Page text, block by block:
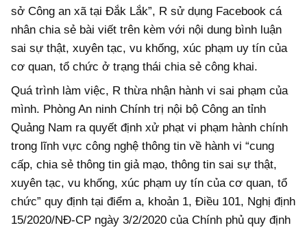
sở Công an xã tại Đắk Lắk”, R sử dụng Facebook cá
nhân chia sẻ bài viết trên kèm với nội dung bình luận
sai sự thật, xuyên tạc, vu khống, xúc phạm uy tín của
cơ quan, tổ chức ở trạng thái chia sẻ công khai.
Quá trình làm việc, R thừa nhận hành vi sai phạm của
mình. Phòng An ninh Chính trị nội bộ Công an tỉnh
Quảng Nam ra quyết định xử phạt vi phạm hành chính
trong lĩnh vực công nghệ thông tin về hành vi “cung
cấp, chia sẻ thông tin giả mạo, thông tin sai sự thật,
xuyên tạc, vu khống, xúc phạm uy tín của cơ quan, tổ
chức” quy định tại điểm a, khoản 1, Điều 101, Nghị định
15/2020/NĐ-CP ngày 3/2/2020 của Chính phủ quy định